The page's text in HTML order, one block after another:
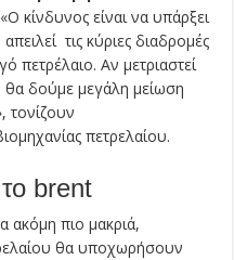
«Ο κίνδυνος είναι να υπάρξει
τις κύριες διαδρομές
πετρέλαιο. Αν μετριαστεί
θα δούμε μεγάλη μείωση
τονίζουν
πετρελαίου.
brent
ακόμη πιο μακριά,
θα υποχωρήσουν